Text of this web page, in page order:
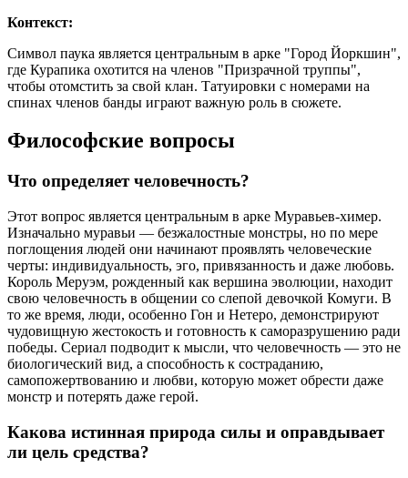
Контекст:
Символ паука является центральным в арке "Город Йоркшин",
где Курапика охотится на членов "Призрачной труппы",
чтобы отомстить за свой клан. Татуировки с номерами на
спинах членов банды играют важную роль в сюжете.
Философские вопросы
Что определяет человечность?
Этот вопрос является центральным в арке Муравьев-химер.
Изначально муравьи — безжалостные монстры, но по мере
поглощения людей они начинают проявлять человеческие
черты: индивидуальность, эго, привязанность и даже любовь.
Король Меруэм, рожденный как вершина эволюции, находит
свою человечность в общении со слепой девочкой Комуги. В
то же время, люди, особенно Гон и Нетеро, демонстрируют
чудовищную жестокость и готовность к саморазрушению ради
победы. Сериал подводит к мысли, что человечность — это не
биологический вид, а способность к состраданию,
самопожертвованию и любви, которую может обрести даже
монстр и потерять даже герой.
Какова истинная природа силы и оправдывает
ли цель средства?